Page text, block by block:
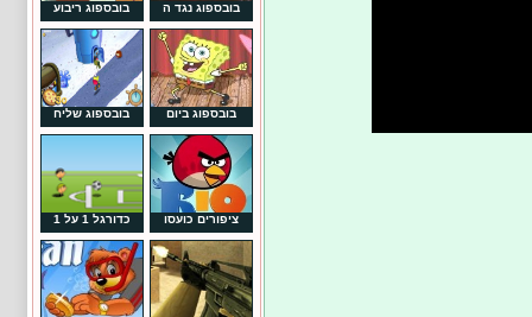
בובספוג נגד ה בובספוג ריבוע
בובספוג ביום בובספוג שליח
ציפורים כועסו כדורגל 1 על 1